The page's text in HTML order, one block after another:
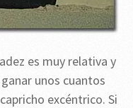
es muy relativa y
unos cuantos
excéntrico. Si